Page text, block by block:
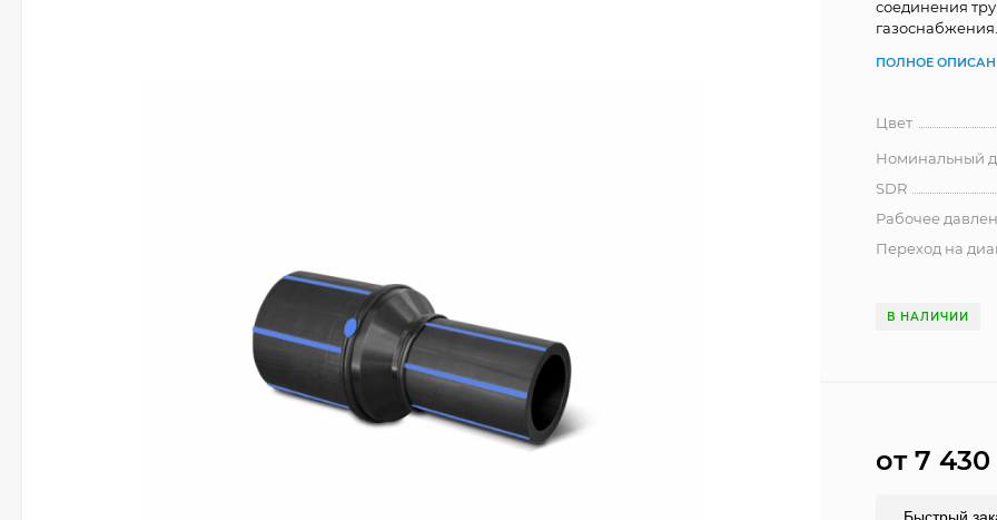
соединения
ПОЛНОЕ
Цвет
Номинальный
SDR
Рабочее
Переход на
В НАЛИЧИИ
от 7